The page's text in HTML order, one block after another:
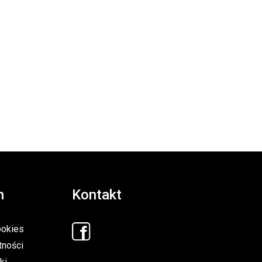
Kontakt